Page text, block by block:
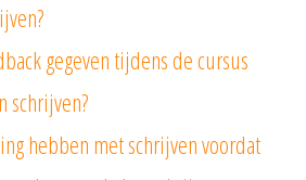
gegeven tijdens de cursus
schrijven?
hebben met schrijven voordat